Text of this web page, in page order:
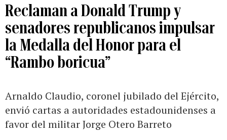
Reclaman a Donald Trump y
senadores republicanos impulsar
la Medalla del Honor para el
“Rambo boricua”
Arnaldo Claudio, coronel jubilado del Ejército,
envió cartas a autoridades estadounidenses a
favor del militar Jorge Otero Barreto